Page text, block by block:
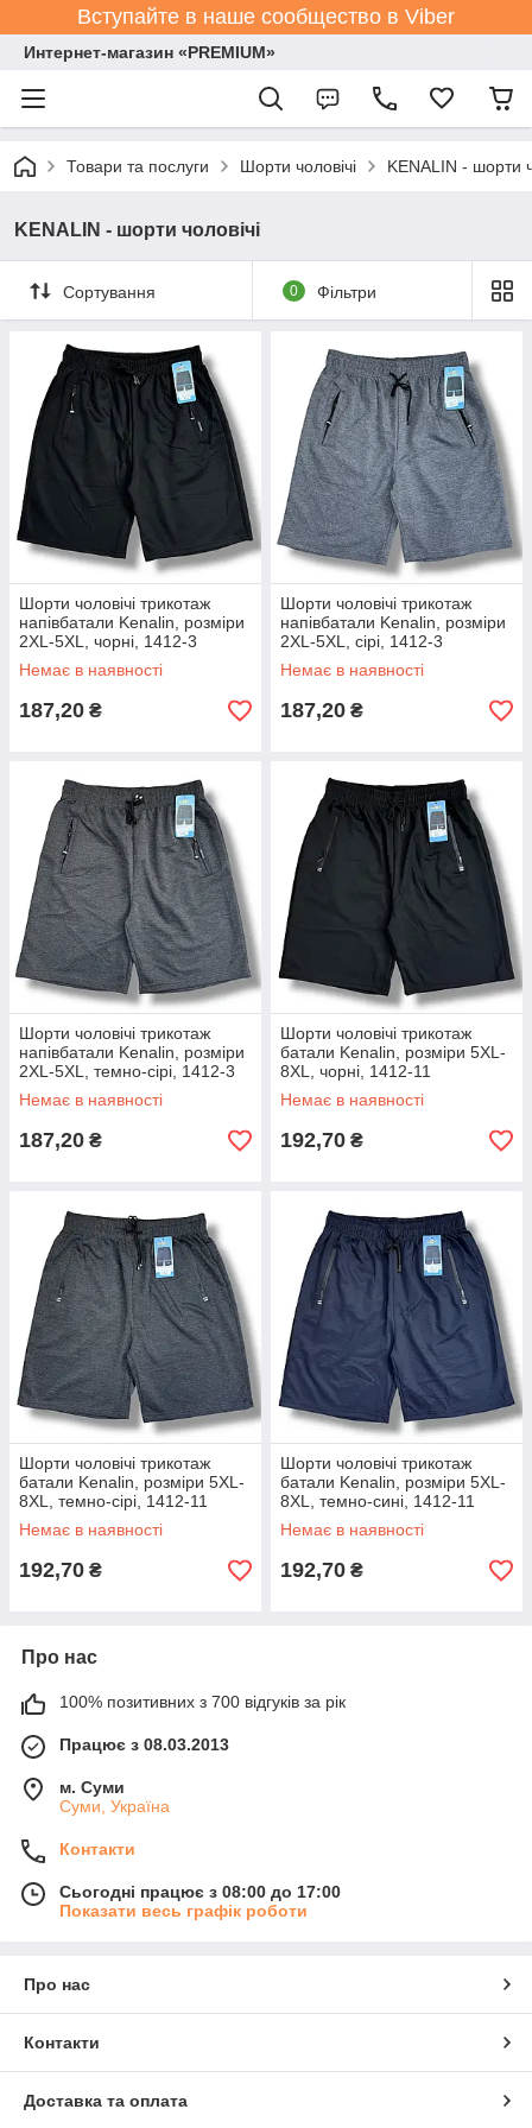
Вступайте в наше сообщество в Viber
Интернет-магазин «PREMIUM»
Товари та послуги Шорти чоловічі KENALIN - шорти
KENALIN - шорти чоловічі
Сортування 0 Фільтри
Шорти чоловічі трикотаж
напівбатали Kenalin, розміри
2XL-5XL, чорні, 1412-3
Немає в наявності
187,20 ₴
Шорти чоловічі трикотаж
напівбатали Kenalin, розміри
2XL-5XL, сірі, 1412-3
Немає в наявності
187,20 ₴
Шорти чоловічі трикотаж
напівбатали Kenalin, розміри
2XL-5XL, темно-сірі, 1412-3
Немає в наявності
187,20 ₴
Шорти чоловічі трикотаж
батали Kenalin, розміри 5XL-
8XL, чорні, 1412-11
Немає в наявності
192,70 ₴
Шорти чоловічі трикотаж
батали Kenalin, розміри 5XL-
8XL, темно-сірі, 1412-11
Немає в наявності
192,70 ₴
Шорти чоловічі трикотаж
батали Kenalin, розміри 5XL-
8XL, темно-сині, 1412-11
Немає в наявності
192,70 ₴
Про нас
100% позитивних з 700 відгуків за рік
Працює з 08.03.2013
м. Суми
Суми, Україна
Контакти
Сьогодні працює з 08:00 до 17:00
Показати весь графік роботи
Про нас
Контакти
Доставка та оплата